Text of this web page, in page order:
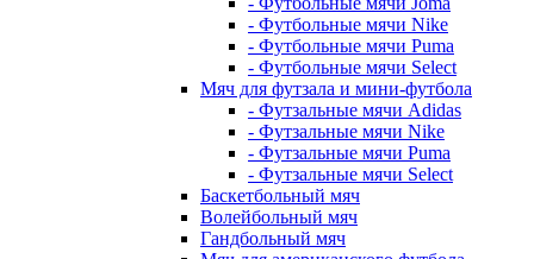
- Футбольные мячи Nike
- Футбольные мячи Puma
- Футбольные мячи Select
Мяч для футзала и мини-футбола
- Футзальные мячи Adidas
- Футзальные мячи Nike
- Футзальные мячи Puma
- Футзальные мячи Select
Баскетбольный мяч
Волейбольный мяч
Гандбольный мяч